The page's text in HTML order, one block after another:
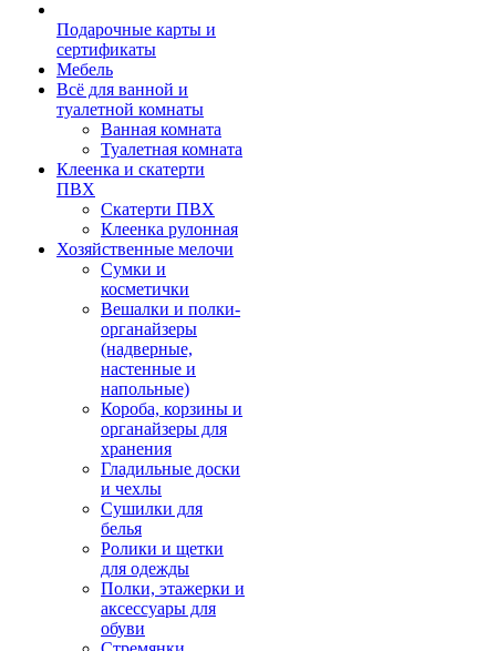
Подарочные карты и
сертификаты
Мебель
Всё для ванной и
туалетной комнаты
Ванная комната
Туалетная комната
Клеенка и скатерти
ПВХ
Скатерти ПВХ
Клеенка рулонная
Хозяйственные мелочи
Сумки и
косметички
Вешалки и полки-
органайзеры
(надверные,
настенные и
напольные)
Короба, корзины и
органайзеры для
хранения
Гладильные доски
и чехлы
Сушилки для
белья
Ролики и щетки
для одежды
Полки, этажерки и
аксессуары для
обуви